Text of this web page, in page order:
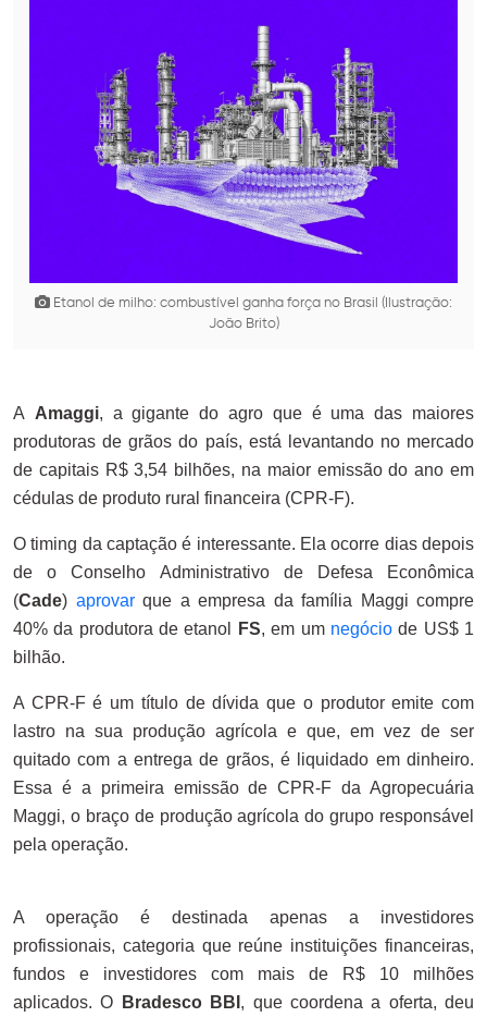
Etanol de milho: combustível ganha força no Brasil (Ilustração:
João Brito)
A Amaggi, a gigante do agro que é uma das maiores
produtoras de grãos do país, está levantando no mercado
de capitais R$ 3,54 bilhões, na maior emissão do ano em
cédulas de produto rural financeira (CPR-F).
O timing da captação é interessante. Ela ocorre dias depois
de o Conselho Administrativo de Defesa Econômica
(Cade) aprovarque a empresa da família Maggi compre
40% da produtora de etanol
FS, em um negóciode US$ 1
bilhão.
A CPR-F é um título de dívida que o produtor emite com
lastro na sua produção agrícola e que, em vez de ser
quitado com a entrega de grãos, é liquidado em dinheiro.
Essa é a primeira emissão de CPR-F da Agropecuária
Maggi, o braço de produção agrícola do grupo responsável
pela operação.
A operação é destinada apenas a investidores
profissionais, categoria que reúne instituições financeiras,
fundos e investidores com mais de R$ 10 milhões
aplicados. O
Bradesco BBI , que coordena a oferta, deu